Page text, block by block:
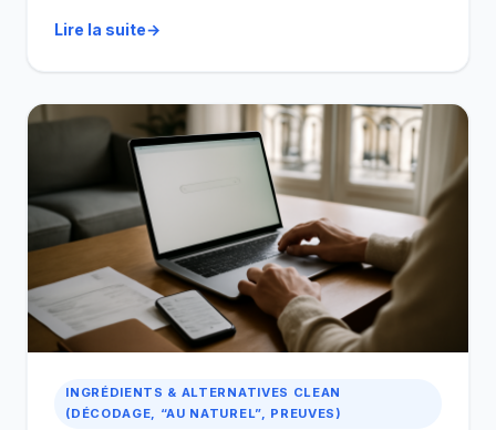
avec votre style. Et après, on passe au prix… et à la
Lire la suite
INGRÉDIENTS & ALTERNATIVES CLEAN
(DÉCODAGE, “AU NATUREL”, PREUVES)